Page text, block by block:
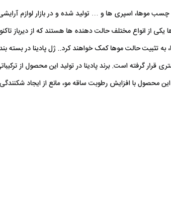
موها، اسپری ها و … تولید شده و در بازار لوازم
از انواع مختلف حالت دهنده ها هستند که از دیرباز
تثبیت حالت موها کمک خواهند کرد.. ژل پادینا در بسته
گرفته است. برند پادینا در تولید این محصول از
با افزایش رطوبت ساقه مو، مانع از ایجاد